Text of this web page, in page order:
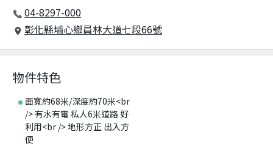
04-8297-000
彰化縣埔心鄉員林大道七段66號
物件特色
面寬約68米/深度約70米<br
/> 有水有電 私人6米道路 好
利用<br /> 地形方正 出入方
便